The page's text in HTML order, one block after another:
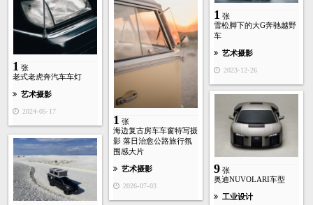
1 张
老式老虎奔汽车车灯
艺术摄影
2024-05-17
1 张
雪松脚下的大G奔驰越野
车
艺术摄影
2023-12-26
1 张
海边复古房车车窗特写摄
影 落日治愈公路旅行氛
围感大片
艺术摄影
2026-07-03
9 张
奥迪NUVOLARI车型
工业设计